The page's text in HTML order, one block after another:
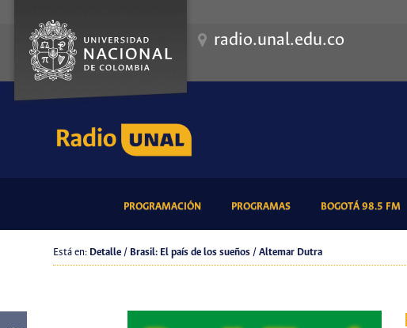
radio.unal.edu.co
PROGRAMACIÓN(CURRENT)PROGRAMAS(CURRENT)BOGOTÁ 98.5 FM
Está en: Detalle / Brasil: El país de los sueños / Altemar Dutra